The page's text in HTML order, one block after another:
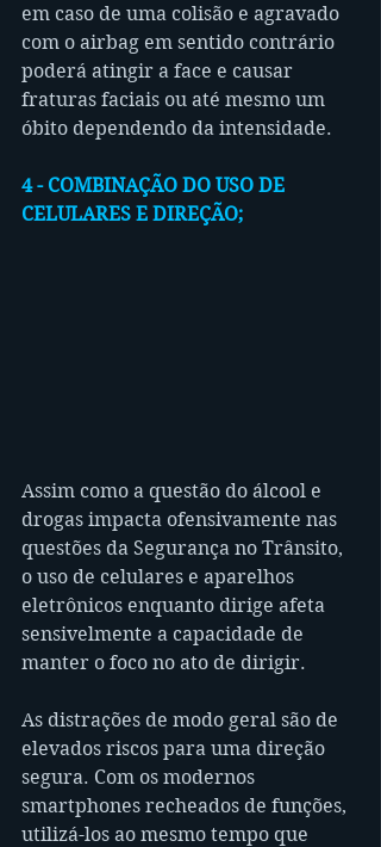
em caso de uma colisão e agravado
com o airbag em sentido contrário
poderá atingir a face e causar
fraturas faciais ou até mesmo um
óbito dependendo da intensidade.
4 - COMBINAÇÃO DO USO DE
CELULARES E DIREÇÃO;
Assim como a questão do álcool e
drogas impacta ofensivamente nas
questões da Segurança no Trânsito,
o uso de celulares e aparelhos
eletrônicos enquanto dirige afeta
sensivelmente a capacidade de
manter o foco no ato de dirigir.
As distrações de modo geral são de
elevados riscos para uma direção
segura. Com os modernos
smartphones recheados de funções,
utilizá-los ao mesmo tempo que